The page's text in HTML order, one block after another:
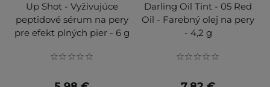
Up Shot - Vyživujúce
peptidové sérum na pery
pre efekt plných pier - 6 g
Darling Oil Tint - 05 Red
Oil - Farebný olej na pery
- 4,2 g